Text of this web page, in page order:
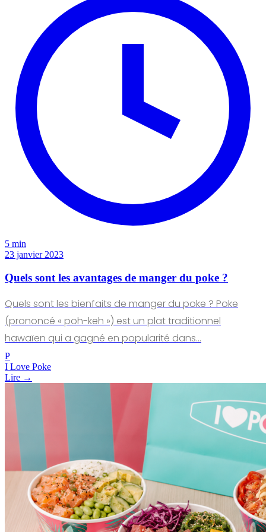
5 min
23 janvier 2023
Quels sont les avantages de manger du poke ?
Quels sont les bienfaits de manger du poke ? Poke
(prononcé « poh-keh ») est un plat traditionnel
hawaïen qui a gagné en popularité dans…
P
I Love Poke
Lire →